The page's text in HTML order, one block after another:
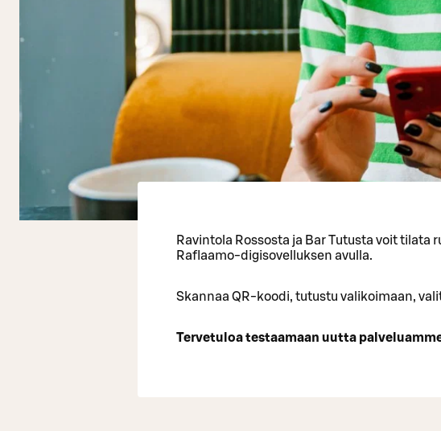
Ravintola Rossosta ja Bar Tutusta voit tilata
Raflaamo-digisovelluksen avulla.
Skannaa QR-koodi, tutustu valikoimaan,
Tervetuloa testaamaan uutta